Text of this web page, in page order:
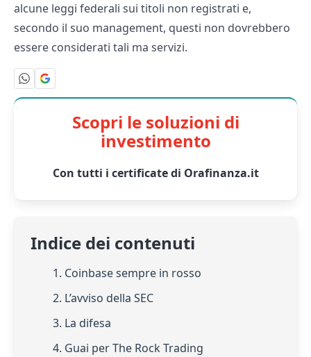
alcune leggi federali sui titoli non registrati e,
secondo il suo management, questi non dovrebbero
essere considerati tali ma servizi.
Scopri le soluzioni di
investimento
Con tutti i certificate di Orafinanza.it
Indice dei contenuti
1. Coinbase sempre in rosso
2. L’avviso della SEC
3. La difesa
4. Guai per The Rock Trading